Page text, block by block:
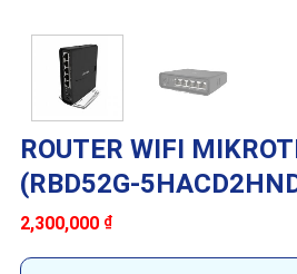
ROUTER WIFI
(RBD52G-
2,300,000 ₫